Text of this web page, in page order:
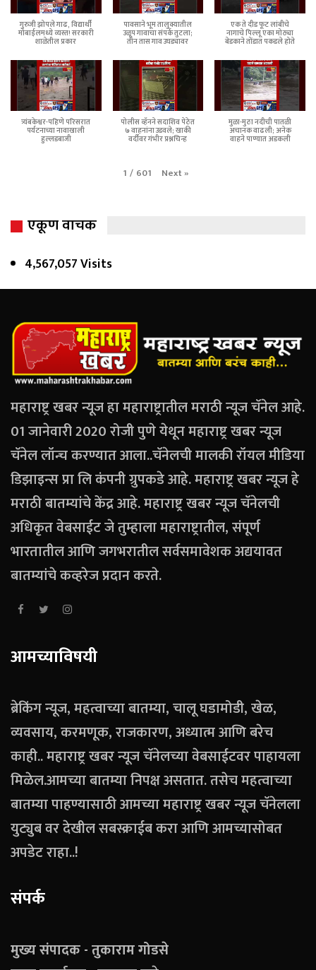
गुरुजी झोपले गाढ, विद्यार्थी
मोबाईलमध्ये व्यस्त! सरकारी
शाळेतील प्रकार
पावसाने भूम तालुक्यातील
उळूप गावाचा संपर्क तुटला;
तीन तास गाव उघड्यावर
एक ते दीड फूट लांबीचे
नागाचे पिल्लू एका मोठ्या
बेडकाने तोंडात पकडले होते
त्र्यंबकेश्वर-पहिणे परिसरात
पर्यटनाच्या नावाखाली
हुल्लडबाजी
पोलीस व्हॅनने सदाशिव पेठेत
७ वाहनांना उडवले; खाकी
वर्दीवर गंभीर प्रश्नचिन्ह
मुळा-मुठा नदीची पातळी
अचानक वाढली; अनेक
वाहने पाण्यात अडकली
1 / 601 Next»
एकूण वाचक
4,567,057 Visits
महाराष्ट्र खबर न्यूज हा महाराष्ट्रातील मराठी न्यूज चॅनेल आहे.
01 जानेवारी 2020 रोजी पुणे येथून महाराष्ट्र खबर न्यूज
चॅनेल लॉन्च करण्यात आला..चॅनेलची मालकी रॉयल मीडिया
डिझाइन्स प्रा लि कंपनी ग्रुपकडे आहे. महाराष्ट्र खबर न्यूज हे
मराठी बातम्यांचे केंद्र आहे. महाराष्ट्र खबर न्यूज चॅनेलची
अधिकृत वेबसाईट जे तुम्हाला महाराष्ट्रातील, संपूर्ण
भारतातील आणि जगभरातील सर्वसमावेशक अद्ययावत
बातम्यांचे कव्हरेज प्रदान करते.
आमच्याविषयी
ब्रेकिंग न्यूज, महत्वाच्या बातम्या, चालू घडामोडी, खेळ,
व्यवसाय, करमणूक, राजकारण, अध्यात्म आणि बरेच
काही.. महाराष्ट्र खबर न्यूज चॅनेलच्या वेबसाईटवर पाहायला
मिळेल.आमच्या बातम्या निपक्ष असतात. तसेच महत्वाच्या
बातम्या पाहण्यासाठी आमच्या महाराष्ट्र खबर न्यूज चॅनेलला
युट्युब वर देखील सबस्क्राईब करा आणि आमच्यासोबत
अपडेट राहा..!
संपर्क
मुख्य संपादक - तुकाराम गोडसे